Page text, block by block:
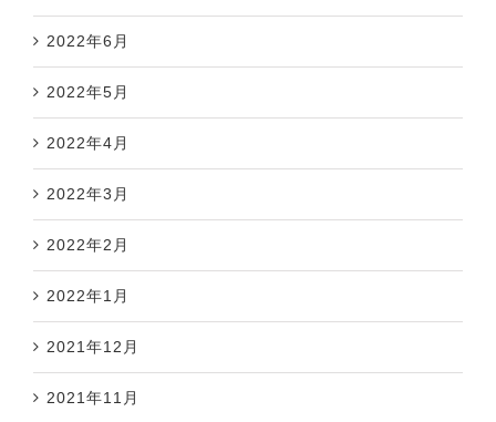
2022年6月
2022年5月
2022年4月
2022年3月
2022年2月
2022年1月
2021年12月
2021年11月